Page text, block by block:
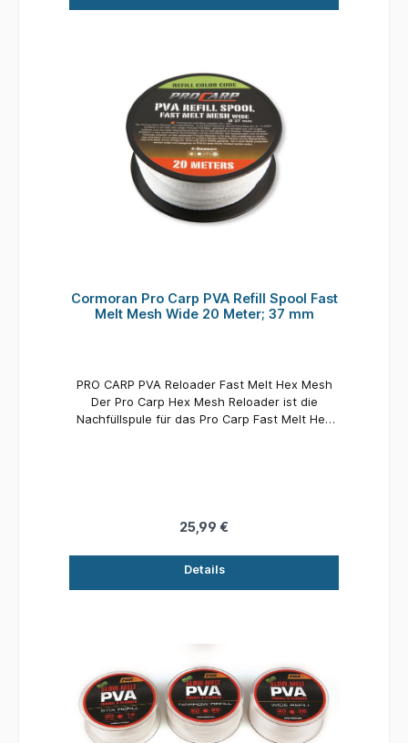
Cormoran Pro Carp PVA Refill Spool Fast
Melt Mesh Wide 20 Meter; 37 mm
PRO CARP PVA Reloader Fast Melt Hex Mesh
Der Pro Carp Hex Mesh Reloader ist die
Nachfüllspule für das Pro Carp Fast Melt Hex
25,99 €
Details